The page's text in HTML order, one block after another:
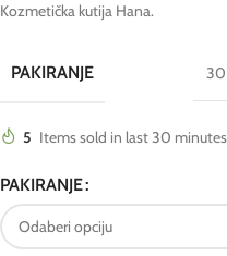
Kozmetička kutija Hana.
PAKIRANJE 30
5 Items sold in last 30 minutes
PAKIRANJE